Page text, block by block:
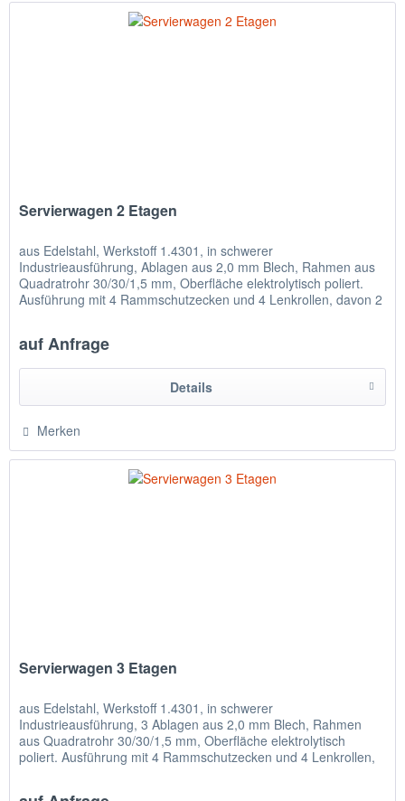
Servierwagen 2 Etagen
aus Edelstahl, Werkstoff 1.4301, in schwerer
Industrieausführung, Ablagen aus 2,0 mm Blech, Rahmen aus
Quadratrohr 30/30/1,5 mm, Oberfläche elektrolytisch poliert.
Ausführung mit 4 Rammschutzecken und 4 Lenkrollen, davon 2
auf Anfrage
Details
Merken
Servierwagen 3 Etagen
aus Edelstahl, Werkstoff 1.4301, in schwerer
Industrieausführung, 3 Ablagen aus 2,0 mm Blech, Rahmen
aus Quadratrohr 30/30/1,5 mm, Oberfläche elektrolytisch
poliert. Ausführung mit 4 Rammschutzecken und 4 Lenkrollen,